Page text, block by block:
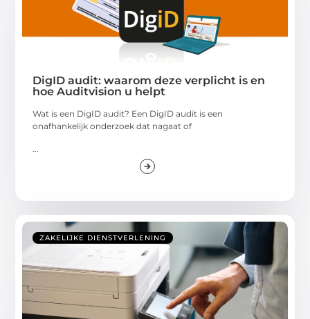
DigID audit: waarom deze verplicht is en
hoe Auditvision u helpt
Wat is een DigID audit? Een DigID audit is een
onafhankelijk onderzoek dat nagaat of
ZAKELIJKE DIENSTVERLENING